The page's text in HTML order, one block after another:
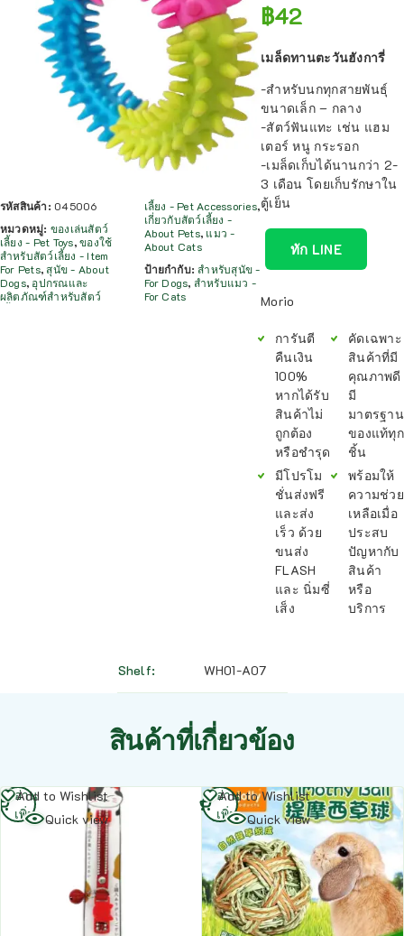
รหัสสินค้า: 045006
หมวดหมู่: ของเล่นสัตว์
เลี้ยง - Pet Toys,ของใช้
สำหรับสัตว์เลี้ยง - Item
For Pets,สุนัข - About
Dogs, อุปกรณและ
ผลิตภัณฑ์สำหรับสัตว์
เลี้ยง - Pet Accessories,
เกี่ยวกับสัตว์เลี้ยง -
About Pets, แมว -
About Cats
ป้ายกำกับ:สำหรับสุนัข -
For Dogs, สำหรับแมว -
For Cats
฿42
เมล็ดทานตะวันฮังการี่
-สำหรับนกทุกสายพันธุ์
ขนาดเล็ก – กลาง
-สัตว์ฟันแทะ เช่น แฮม
เตอร์ หนู กระรอก
-เมล็ดเก็บได้นานกว่า 2-
3 เดือน โดยเก็บรักษาใน
ตู้เย็น
ทัก LINE
Morio
การันตี
คืนเงิน
100%
หากได้รับ
สินค้าไม่
ถูกต้อง
หรือชำรุด
มีโปรโม
ชั่นส่งฟรี
และส่ง
เร็ว ด้วย
ขนส่ง
FLASH
และ นิ่มซี่
เส็ง
คัดเฉพาะ
สินค้าที่มี
คุณภาพดี
มี
มาตรฐาน
ของแท้ทุก
ชิ้น
พร้อมให้
ความช่วย
เหลือเมื่อ
ประสบ
ปัญหากับ
สินค้า
หรือ
บริการ
Shelf WH01-A07
สินค้าที่เกี่ยวข้อง
Add to Wishlist
Quick view
อ่าน
เพิ่ม
Add to Wishlist
Quick view
อ่าน
เพิ่ม